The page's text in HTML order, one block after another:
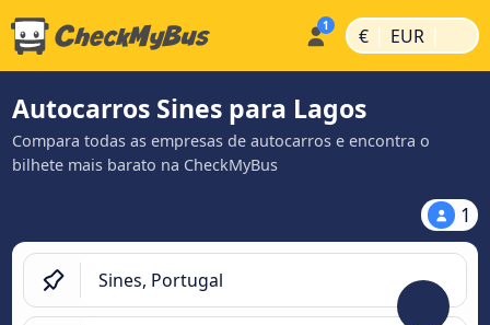
€ | EUR |
Autocarros Sines para Lagos
Compara todas as empresas de autocarros e encontra o
bilhete mais barato na CheckMyBus
1